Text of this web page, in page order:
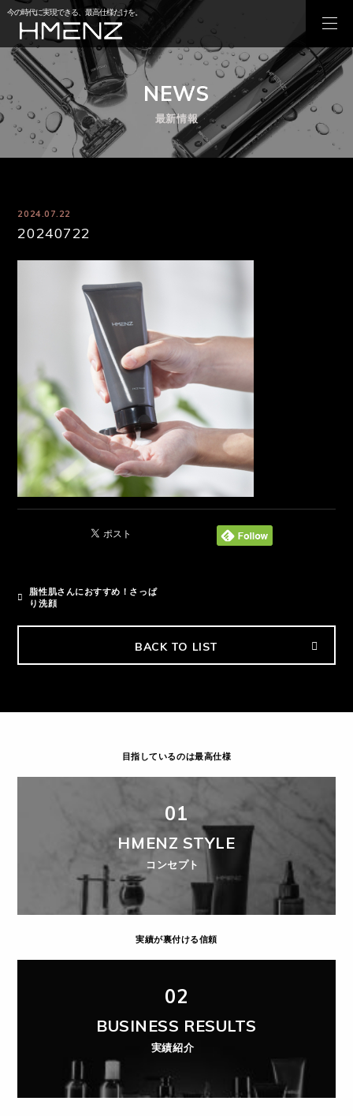
今の時代に実現できる、最高仕様だけを。
NEWS
最新情報
2024.07.22
20240722
脂性肌さんにおすすめ！さっぱ
り洗顔
BACK TO LIST
目指しているのは最高仕様
01
HMENZ STYLE
コンセプト
実績が裏付ける信頼
02
BUSINESS RESULTS
実績紹介